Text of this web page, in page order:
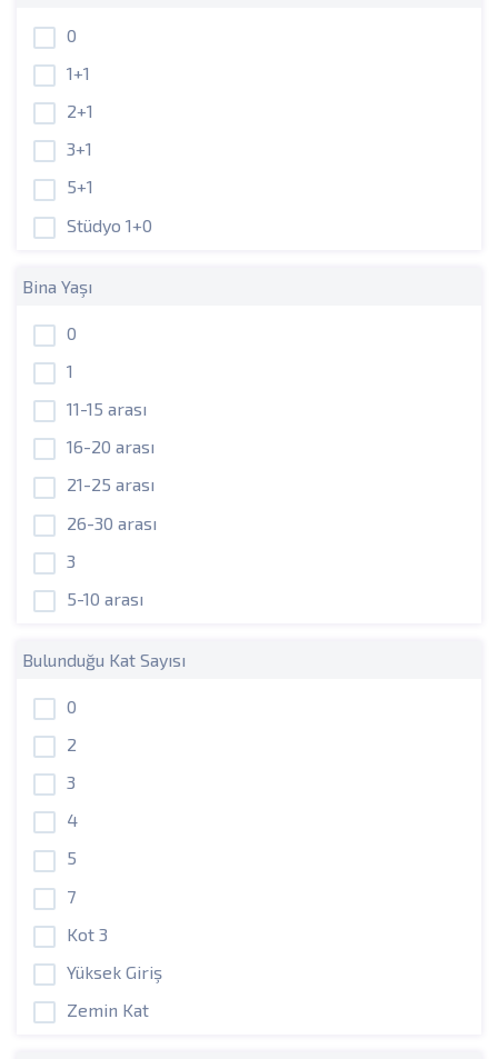
0
1+1
2+1
3+1
5+1
Stüdyo 1+0
Bina Yaşı
0
1
11-15 arası
16-20 arası
21-25 arası
26-30 arası
3
5-10 arası
Bulunduğu Kat Sayısı
0
2
3
4
5
7
Kot 3
Yüksek Giriş
Zemin Kat